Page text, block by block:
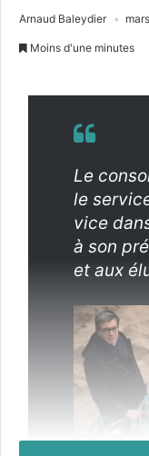
Arnaud Baleydier
Moins d'une minutes
Le
le
vice
à son
et aux